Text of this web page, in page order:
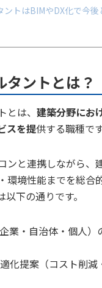
ントはBIMやDX化で今後
タントとは？
は、 建築分野にお
スを提供する職種です
ンと連携しながら、
環境性能までを総合
下の通りです。
業・自治体・個人）
化提案（コスト削